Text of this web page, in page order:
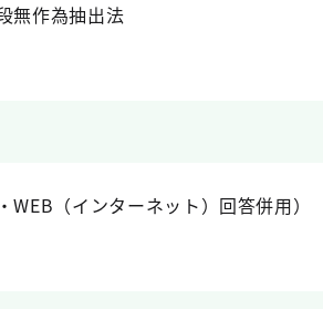
無作為抽出法
（インターネット）回答併用）